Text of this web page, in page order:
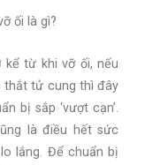
từ khi vỡ ối, nếu
thắt tử cung thì đây
bị sắp ‘vượt cạn’.
là điều hết sức
lắng. Để chuẩn bị